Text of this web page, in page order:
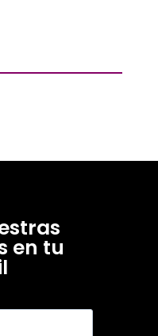
en tu